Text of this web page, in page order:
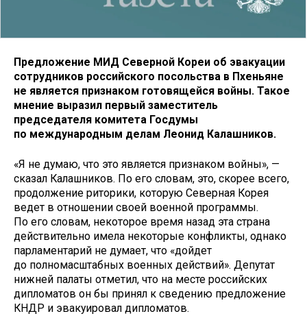
Предложение МИД Северной Кореи об эвакуации
сотрудников российского посольства в Пхеньяне
не является признаком готовящейся войны. Такое
мнение выразил первый заместитель
председателя комитета Госдумы
по международным делам Леонид Калашников.
«Я не думаю, что это является признаком войны», —
сказал Калашников. По его словам, это, скорее всего,
продолжение риторики, которую Северная Корея
ведет в отношении своей военной программы.
По его словам, некоторое время назад эта страна
действительно имела некоторые конфликты, однако
парламентарий не думает, что «дойдет
до полномасштабных военных действий». Депутат
нижней палаты отметил, что на месте российских
дипломатов он бы принял к сведению предложение
КНДР и эвакуировал дипломатов.